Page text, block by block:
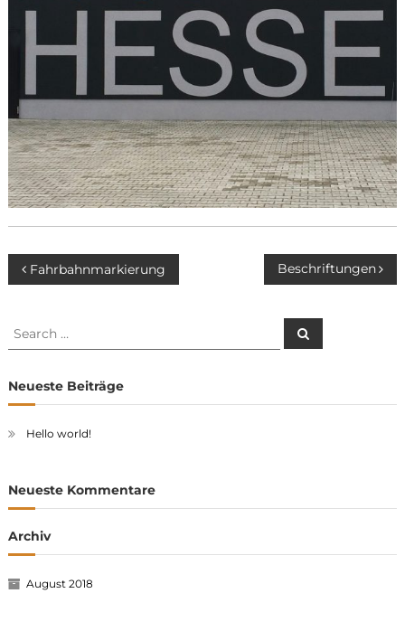
Beitragsnavigation
Fahrbahnmarkierung Beschriftungen
Search
Search
Neueste Beiträge
Hello world!
Neueste Kommentare
Archiv
August 2018